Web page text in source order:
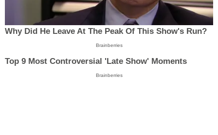
Why Did He Leave At The Peak Of This Show's Run?
Brainberries
Top 9 Most Controversial 'Late Show' Moments
Brainberries